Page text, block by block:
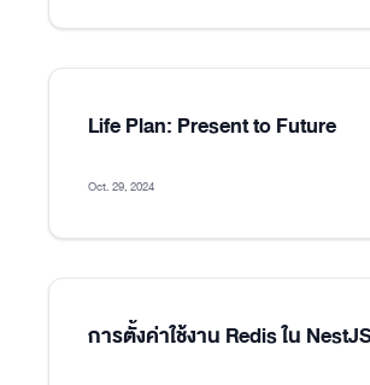
Life Plan: Present to Future
Oct. 29, 2024
การตั้งค่าใช้งาน Redis ใน